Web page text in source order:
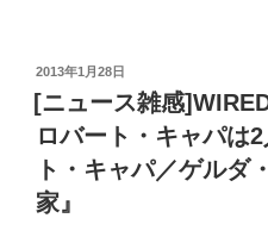
投
稿
日:
2013年1月28日
[ニュース雑感
ロバート・キャパ
ト・キャパ／ゲルダ
家』